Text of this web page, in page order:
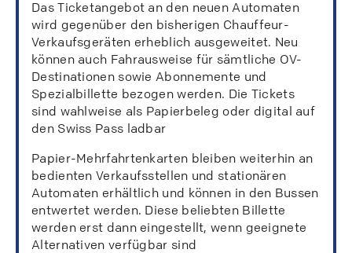
Das Ticketangebot an den neuen Automaten
wird gegenüber den bisherigen Chauffeur-
Verkaufsgeräten erheblich ausgeweitet. Neu
können auch Fahrausweise für sämtliche OV-
Destinationen sowie Abonnemente und
Spezialbillette bezogen werden. Die Tickets
sind wahlweise als Papierbeleg oder digital auf
den Swiss Pass ladbar
Papier-Mehrfahrtenkarten bleiben weiterhin an
bedienten Verkaufsstellen und stationären
Automaten erhältlich und können in den Bussen
entwertet werden. Diese beliebten Billette
werden erst dann eingestellt, wenn geeignete
Alternativen verfügbar sind